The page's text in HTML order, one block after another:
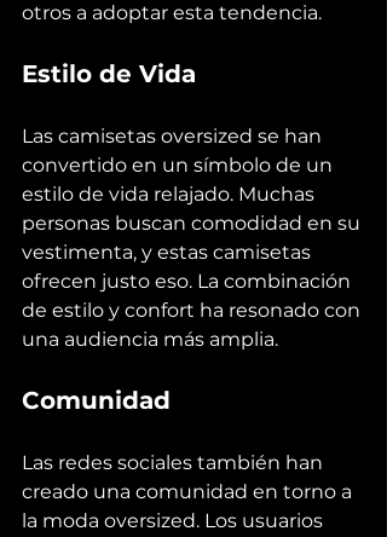
otros a adoptar esta tendencia.
Estilo de Vida
Las camisetas oversized se han
convertido en un símbolo de un
estilo de vida relajado. Muchas
personas buscan comodidad en su
vestimenta, y estas camisetas
ofrecen justo eso. La combinación
de estilo y confort ha resonado con
una audiencia más amplia.
Comunidad
Las redes sociales también han
creado una comunidad en torno a
la moda oversized. Los usuarios